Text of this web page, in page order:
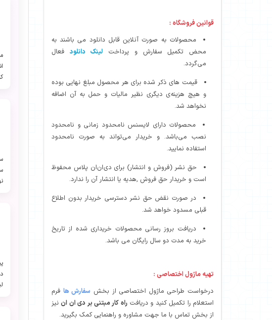
قوانین فروشگاه :
محصولات به صورت آنلاین قابل دانلود می باشند به
محض تکمیل سفارش و پرداخت لینک دانلود فعال
می‌گردد.
قیمت های ذکر شده برای هر محصول مبلغ نهایی بوده
و هیچ هزینه‌ی دیگری نظیر مالیات و حمل به آن اضافه
نخواهد شد.
محصولات دارای لایسنس نامحدود زمانی و نامحدود
نصب می‌باشد. و خریدار می‌تواند به صورت نامحدود
استفاده نمایید.
حق نشر (فروش و انتشار) برای دی‌ان‌ان پلاس محفوظ
است و خریدار حق فروش ,هدیه یا انتشار آن را ندارد.
در صورت نقض حق نشر دسترسی خریدار بدون اطلاع
قبلی مسدود خواهد شد.
دریافت بروز رسانی محصولات خریداری شده از تاریخ
خرید به مدت دو سال رایگان می باشد.
تهیه ماژول اختصاصی :
درخواست طراحی ماژول اختصاصی از بخش سفارش ها فرم
استعلام را تکمیل کنید و دریافت راه کار مبتنی بر دی ان اننیز
از بخش تماس با ما جهت مشاوره و راهنمایی کمک بگیرید.